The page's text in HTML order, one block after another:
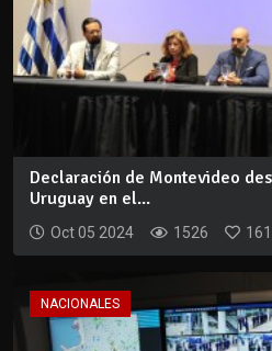
Declaración de Montevideo
Uruguay en el...
Oct 05 2024 1526 161
NACIONALES